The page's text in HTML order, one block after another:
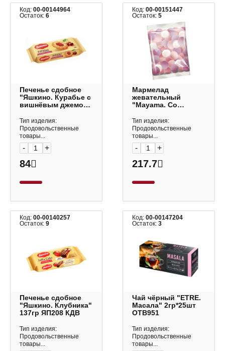
Код: 00-00144964
Остаток: 6
Печенье сдобное
"Яшкино. Курабье с
вишнёвым джемом"
Тип изделия:
Продовольственные
товары...
- +
84
Код:00-00151447
Остаток:5
Мармелад
жевательный
"Mayama. Со
черники со
сливками" 500г
ПМ406 КДВ
Тип изделия:
Продовольственные
товары...
- +
217.7
Код: 00-00140257
Остаток: 9
Печенье сдобное
"Яшкино. Клубника"
137гр ЯП208 КДВ
Тип изделия:
Продовольственные
товары...
Код:00-00147204
Остаток:3
Чай чёрный "ETRE.
Масала" 2гр*25шт
ОТВ951
Тип изделия:
Продовольственные
товары...